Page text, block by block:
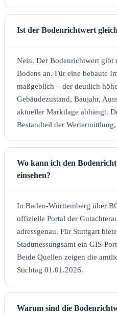
Ist der Bodenrichtwert
Nein. Der Bodenrichtwert gibt
Bodens an. Für eine bebaute
maßgeblich – der deutlich
Gebäudezustand, Baujahr,
aktueller Marktlage abhängt.
Bestandteil der
Wo kann ich den
einsehen?
In Baden-Württemberg über
offizielle Portal der
adressgenau. Für Stuttgart
Stadtmessungsamt ein GIS-
Beide Quellen zeigen die
Stichtag 01.01.2026.
Warum sind die